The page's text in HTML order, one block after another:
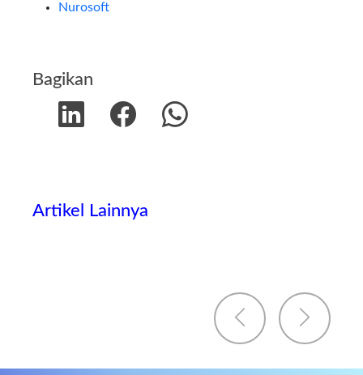
Nurosoft
Bagikan
Artikel Lainnya